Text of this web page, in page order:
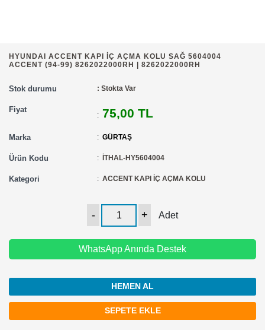
HYUNDAI ACCENT KAPI İÇ AÇMA KOLU SAĞ 5604004
ACCENT (94-99) 8262022000RH | 8262022000RH
Stok durumu : Stokta Var
Fiyat
: 75,00 TL
Marka :GÜRTAŞ
Ürün Kodu :İTHAL-HY5604004
Kategori :ACCENT KAPI İÇ AÇMA KOLU
Adet
WhatsApp Anında Destek
HEMEN AL